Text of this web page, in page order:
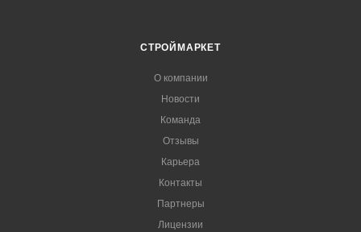
СТРОЙМАРКЕТ
О компании
Новости
Команда
Отзывы
Карьера
Контакты
Партнеры
Лицензии